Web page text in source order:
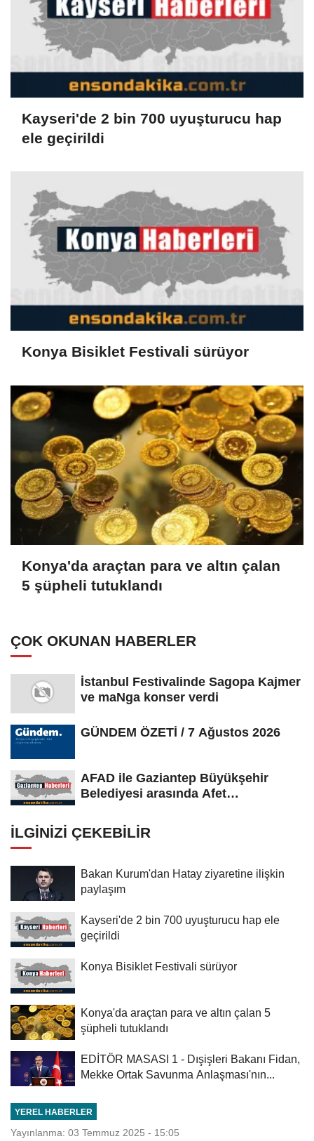
Kayseri'de 2 bin 700 uyuşturucu hap
ele geçirildi
Konya Bisiklet Festivali sürüyor
Konya'da araçtan para ve altın çalan
5 şüpheli tutuklandı
ÇOK OKUNAN HABERLER
İstanbul Festivalinde Sagopa Kajmer
ve maNga konser verdi
GÜNDEM ÖZETİ / 7 Ağustos 2026
AFAD ile Gaziantep Büyükşehir
Belediyesi arasında Afet
İLGINIZI ÇEKEBILIR
Bakan Kurum'dan Hatay ziyaretine ilişkin
paylaşım
Kayseri'de 2 bin 700 uyuşturucu hap ele
geçirildi
Konya Bisiklet Festivali sürüyor
Konya'da araçtan para ve altın çalan 5
şüpheli tutuklandı
EDİTÖR MASASI 1 - Dışişleri Bakanı Fidan,
Mekke Ortak Savunma Anlaşması'nın...
YEREL HABERLER
Yayınlanma: 03 Temmuz 2025 - 15:05